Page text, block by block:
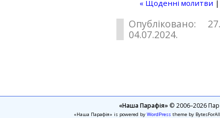
« Щоденні молитви
Опубліковано:
04.07.2024.
«Наша Парафія»© 2006–2026
«Наша Парафія» is powered by WordPresstheme by